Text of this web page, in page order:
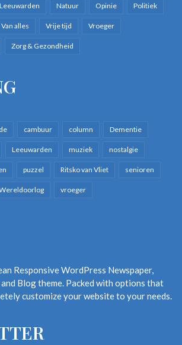
Leeuwarden Natuur Opinie Politiek
Van alles Vrije tijd Vroeger
Zorg & Gezondheid
cambuur column Dementie
Leeuwarden muziek nostalgie
puzzel Ritsko van Vliet senioren
vroeger
Responsive WordPress Newspaper,
Blog theme. Packed with options that
customize your website to your needs.